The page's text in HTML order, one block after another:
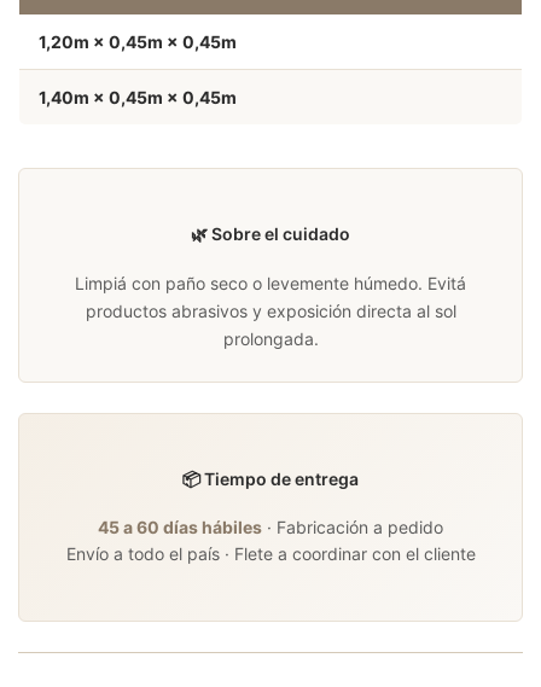
1,20m × 0,45m × 0,45m
1,40m × 0,45m × 0,45m
🌿 Sobre el cuidado
Limpiá con paño seco o levemente húmedo. Evitá
productos abrasivos y exposición directa al sol
prolongada.
📦 Tiempo de entrega
45 a 60 días hábiles · Fabricación a pedido
Envío a todo el país · Flete a coordinar con el cliente